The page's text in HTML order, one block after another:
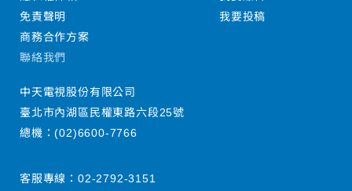
免責聲明
商務合作方案
我要投稿
聯絡我們
中天電視股份有限公司
臺北市內湖區民權東路六段25號
總機：(02)6600-7766
客服專線： 02-2792-3151